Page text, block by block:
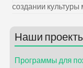
создании культуры
Наши
Программы для